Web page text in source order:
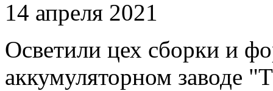
14 апреля 2021
Осветили цех сборки и
аккумуляторном заводе